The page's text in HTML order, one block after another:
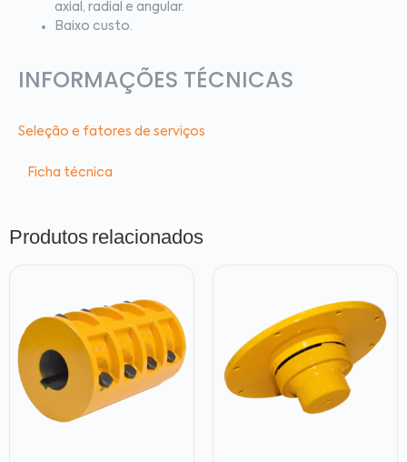
axial, radial e angular.
Baixo custo.
INFORMAÇÕES TÉCNICAS
Seleção e fatores de serviços
Ficha técnica
Produtos relacionados